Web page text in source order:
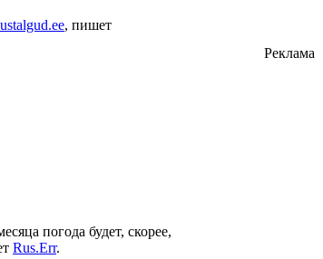
, пишет
погода будет, скорее,
Rus.Err.
Реклама